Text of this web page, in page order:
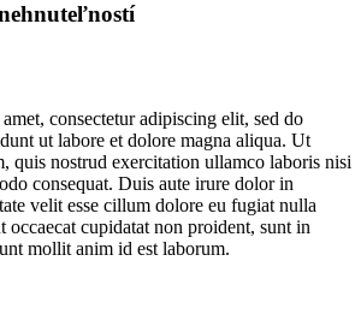
consectetur adipiscing elit, sed do
ut labore et dolore magna aliqua. Ut
quis nostrud exercitation ullamco laboris nisi
consequat. Duis aute irure dolor in
velit esse cillum dolore eu fugiat nulla
occaecat cupidatat non proident, sunt in
mollit anim id est laborum.